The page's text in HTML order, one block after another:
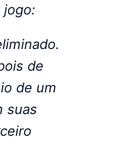
jogo:
de
de um
suas